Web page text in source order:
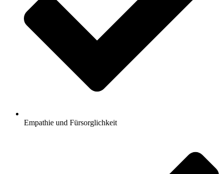
Empathie und Fürsorglichkeit